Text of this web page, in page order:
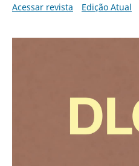
Acessar revista
Edição Atual